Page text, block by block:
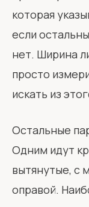
которая
если
нет. Ширина
просто
искать из
Остальные
Одним идут
вытянутые, с
оправой.